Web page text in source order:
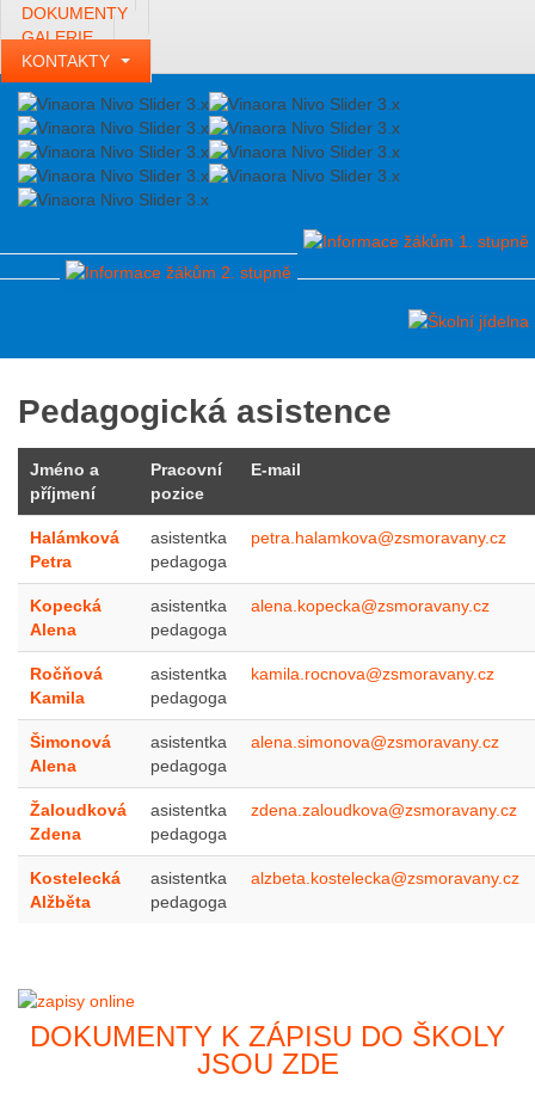
DOKUMENTY
GALERIE
KONTAKTY
Pedagogická asistence
Jméno a
příjmení
Pracovní
pozice
E-mail
Halámková
Petra
asistentka
pedagoga
petra.halamkova@zsmoravany.cz
Kopecká
Alena
asistentka
pedagoga
alena.kopecka@zsmoravany.cz
Ročňová
Kamila
asistentka
pedagoga
kamila.rocnova@zsmoravany.cz
Šimonová
Alena
asistentka
pedagoga
alena.simonova@zsmoravany.cz
Žaloudková
Zdena
asistentka
pedagoga
zdena.zaloudkova@zsmoravany.cz
Kostelecká
Alžběta
asistentka
pedagoga
alzbeta.kostelecka@zsmoravany.cz
DOKUMENTY K ZÁPISU DO ŠKOLY
JSOU ZDE